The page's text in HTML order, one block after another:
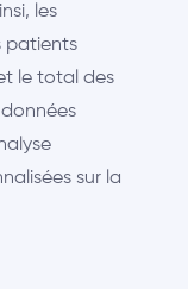
les
patients
le total des
sur la